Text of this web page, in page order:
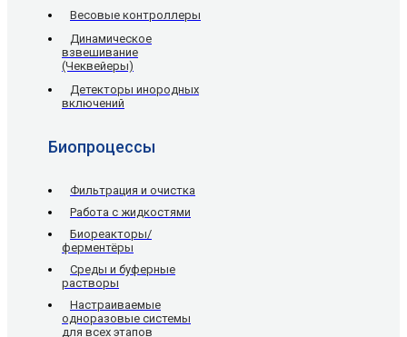
Весовые контроллеры
Динамическое
взвешивание
(Чеквейеры)
Детекторы инородных
включений
Биопроцессы
Фильтрация и очистка
Работа с жидкостями
Биореакторы/
ферментёры
Среды и буферные
растворы
Настраиваемые
одноразовые системы
для всех этапов